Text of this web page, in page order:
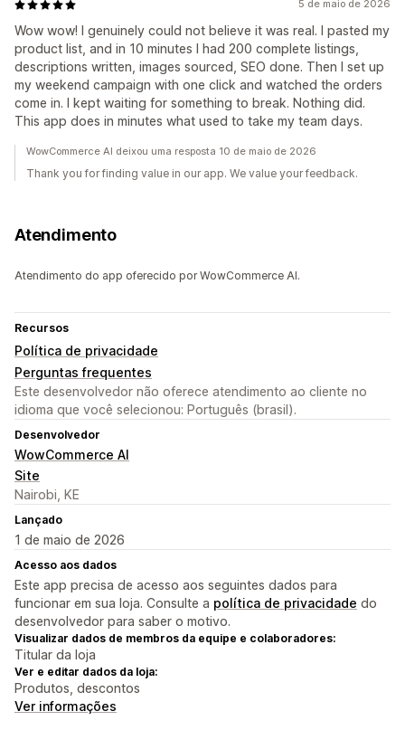
5 de maio de 2026
Wow wow! I genuinely could not believe it was real. I pasted my
product list, and in 10 minutes I had 200 complete listings,
descriptions written, images sourced, SEO done. Then I set up
my weekend campaign with one click and watched the orders
come in. I kept waiting for something to break. Nothing did.
This app does in minutes what used to take my team days.
WowCommerce AI deixou uma resposta 10 de maio de 2026
Thank you for finding value in our app. We value your feedback.
Atendimento
Atendimento do app oferecido por WowCommerce AI.
Recursos
Política de privacidade
Perguntas frequentes
Este desenvolvedor não oferece atendimento ao cliente no
idioma que você selecionou: Português (brasil).
Desenvolvedor
WowCommerce AI
Site
Nairobi, KE
Lançado
1 de maio de 2026
Acesso aos dados
Este app precisa de acesso aos seguintes dados para
funcionar em sua loja. Consulte a política de privacidade do
desenvolvedor para saber o motivo.
Visualizar dados de membros da equipe e colaboradores:
Titular da loja
Ver e editar dados da loja:
Produtos, descontos
Ver informações